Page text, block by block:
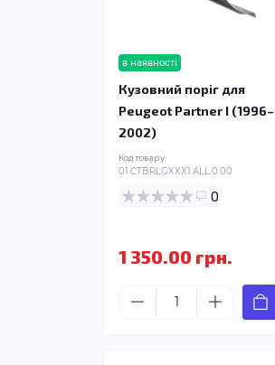
в наявності
Кузовний поріг для
Peugeot Partner I (1996–
2002)
Код товару:
01.CTBRLGXXX1.ALL.0.00
0
1 350.00 грн.